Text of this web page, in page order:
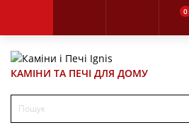
0
КАМІНИ ТА ПЕЧІ ДЛЯ ДОМУ